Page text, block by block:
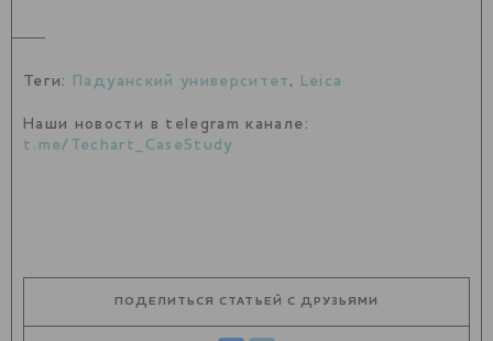
Теги: Падуанский университет , Leica
Наши новости в telegram канале:
t.me/Techart_CaseStudy
ПОДЕЛИТЬСЯ СТАТЬЕЙ С ДРУЗЬЯМИ